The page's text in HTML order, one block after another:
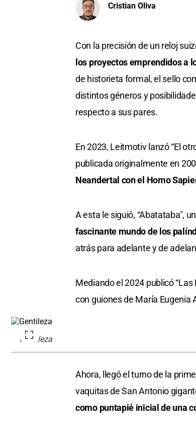
Cristian Oliva
Con la precisión de un reloj
los proyectos emprendidos a
de historieta formal, el sello
distintos géneros y
respecto a sus pares.
En 2023, Leitmotiv lanzó “El
publicada originalmente en
Neandertal con el Homo
A esta le siguió, “Abatataba",
fascinante mundo de los
atrás para adelante y de
Mediando el 2024 publicó “Las
con guiones de María Eugenia
Gentileza
Ahora, llegó el turno de la
vaquitas de San Antonio
como puntapié inicial de una